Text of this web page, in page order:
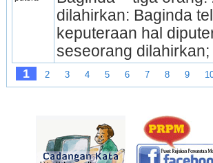
dilahirkan: Baginda
keputeraan hal
seseorang dilahirkan;
1 2 3 4 5 6 7 8 9